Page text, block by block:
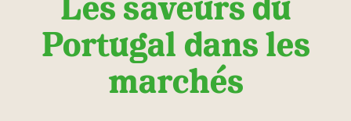
Portugal dans les
marchés